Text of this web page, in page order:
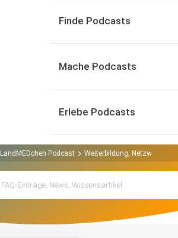
Finde Podcasts
Mache Podcasts
Erlebe Podcasts
LandMEDchen Podcast Weiterbildung, Netzwerk